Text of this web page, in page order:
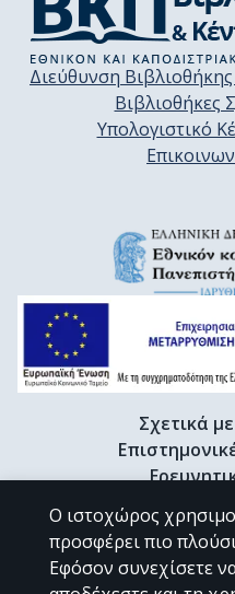
Διεύθυνση
Βιβλιοθήκες
Υπολογιστικό
Σχετικά
Διδακτορικές
Ο ιστοχώρος
προσφέρει πιο
Εφόσον συνεχίσετε